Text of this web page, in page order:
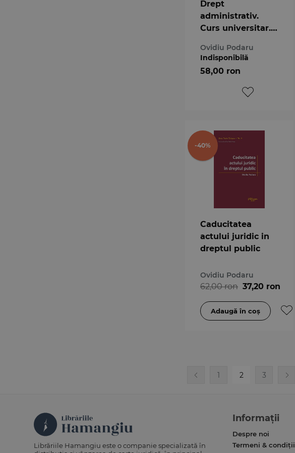
Drept
administrativ.
Curs universitar.
administrativ al
bunurilor. Editia a
2-a
Ovidiu Podaru
Indisponibilă
58,00 ron
-40%
Caducitatea
actului juridic in
dreptul public
Ovidiu Podaru
62,00 ron 37,20 ron
1 2 3
Librăriile Hamangiu este o companie specializată în
Informații
Despre noi
Termeni & condiții